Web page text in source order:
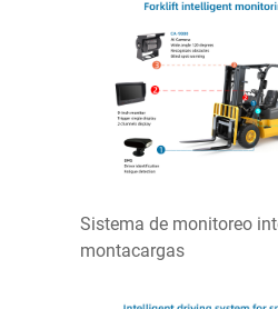
Sistema de monitoreo
montacargas